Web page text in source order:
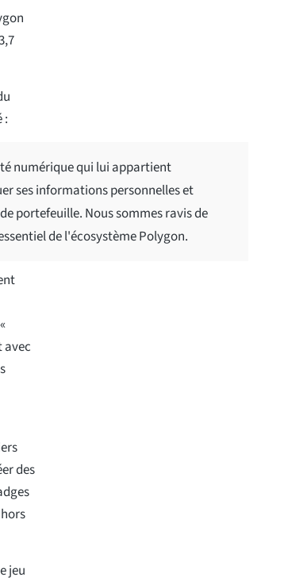
:
numérique qui lui appartient
ses informations personnelles et
portefeuille. Nous sommes ravis de
de l'écosystème Polygon.
des
jeu